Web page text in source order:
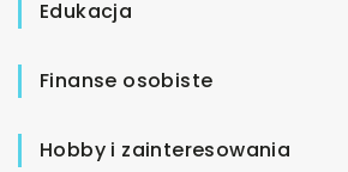
Edukacja
Finanse osobiste
Hobby i zainteresowania